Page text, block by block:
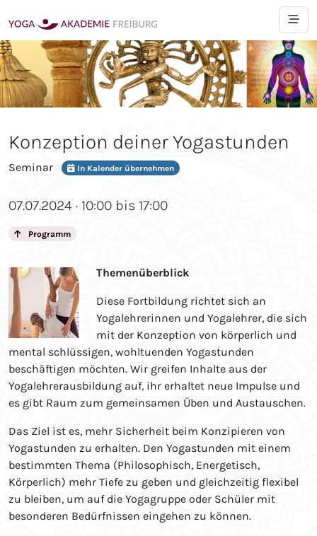
Konzeption deiner Yogastunden
Seminar In Kalender übernehmen
07.07.2024 · 10:00 bis 17:00
Programm
Themenüberblick
Diese Fortbildung richtet sich an
Yogalehrerinnen und Yogalehrer, die sich
mit der Konzeption von körperlich und
mental schlüssigen, wohltuenden Yogastunden
beschäftigen möchten. Wir greifen Inhalte aus der
Yogalehrerausbildung auf, ihr erhaltet neue Impulse und
es gibt Raum zum gemeinsamen Üben und Austauschen.
Das Ziel ist es, mehr Sicherheit beim Konzipieren von
Yogastunden zu erhalten. Den Yogastunden mit einem
bestimmten Thema (Philosophisch, Energetisch,
Körperlich) mehr Tiefe zu geben und gleichzeitig flexibel
zu bleiben, um auf die Yogagruppe oder Schüler mit
besonderen Bedürfnissen eingehen zu können.